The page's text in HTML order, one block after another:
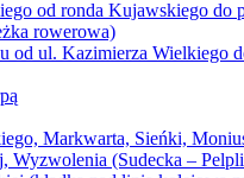
od ronda Kujawskiego do
rowerowa)
od ul. Kazimierza Wielkiego
Markwarta, Sieńki,
(Sudecka –